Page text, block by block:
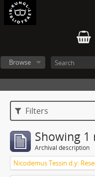
Browse
Filters
Showing 1
Archival description
Nicodemus Tessin d.y: